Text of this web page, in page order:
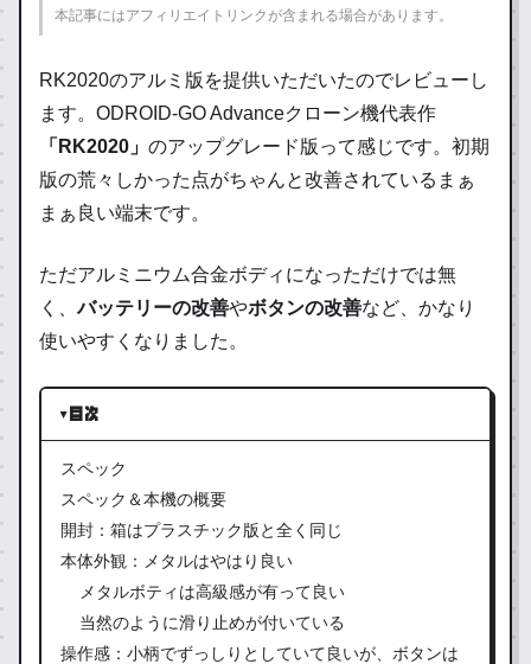
本記事にはアフィリエイトリンクが含まれる場合があります。
RK2020のアルミ版を提供いただいたのでレビューし
ます。ODROID-GO Advanceクローン機代表作
「RK2020」 のアップグレード版って感じです。初期
版の荒々しかった点がちゃんと改善されているまぁ
まぁ良い端末です。
ただアルミニウム合金ボディになっただけでは無
く、バッテリーの改善やボタンの改善など、かなり
使いやすくなりました。
目次
スペック
スペック＆本機の概要
開封：箱はプラスチック版と全く同じ
本体外観：メタルはやはり良い
メタルボティは高級感が有って良い
当然のように滑り止めが付いている
操作感：小柄でずっしりとしていて良いが、ボタンは